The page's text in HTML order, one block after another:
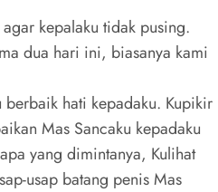
kepalaku tidak pusing.
dua hari ini, biasanya kami
hati kepadaku. Kupikir
Mas Sancaku kepadaku
yang dimintanya, Kulihat
usap batang penis Mas